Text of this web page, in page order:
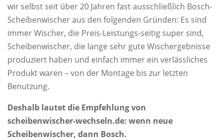
wir selbst seit über 20 Jahren fast ausschließlich Bosch-
Scheibenwischer aus den folgenden Gründen: Es sind
immer Wischer, die Preis-Leistungs-seitig super sind,
Scheibenwischer, die lange sehr gute Wischergebnisse
produziert haben und einfach immer ein verlässliches
Produkt waren – von der Montage bis zur letzten
Benutzung.
Deshalb lautet die Empfehlung von
scheibenwischer-wechseln.de: wenn neue
Scheibenwischer, dann Bosch.